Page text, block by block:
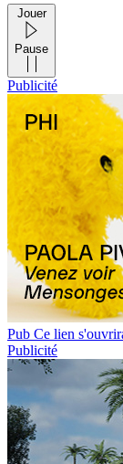
Jouer
Pause
Publicité
Pub Ce lien
Publicité